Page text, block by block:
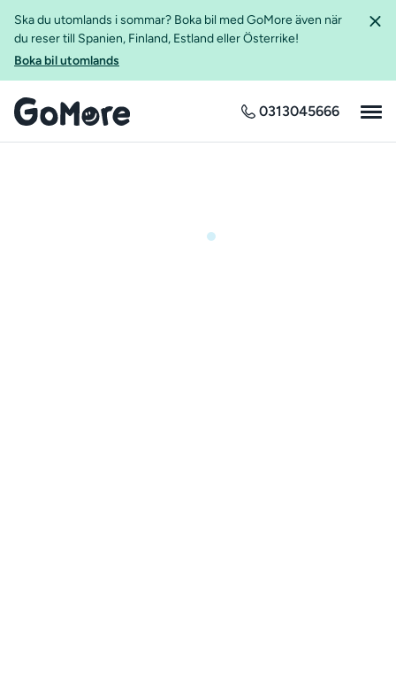
Ska du utomlands i sommar? Boka bil med GoMore även när
du reser till Spanien, Finland, Estland eller Österrike!
Boka bil utomlands
0313045666